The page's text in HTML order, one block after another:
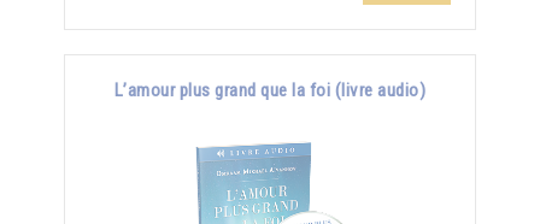
L’amour plus grand que la foi (livre audio)